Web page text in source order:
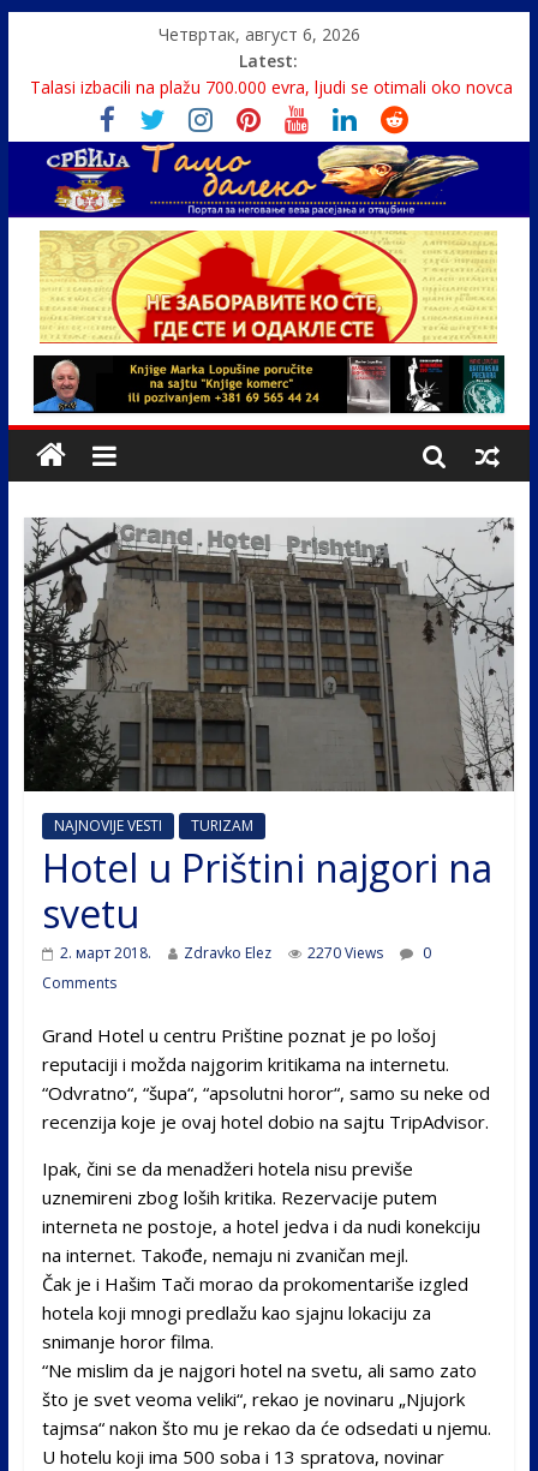
Четвртак, август 6, 2026
Latest:
Talasi izbacili na plažu 700.000 evra, ljudi se otimali oko novca
Srbin zaspao na Dunavu, reka ga odnela u Rumuniju
Politika i seks glavne teme srpskih medija
U Srbiji pola miliona migranata, 100 000 stranaca se zaposlilo
Monasi spasili dete sa litice visoke 15 metara
NAJNOVIJE VESTI TURIZAM
Hotel u Prištini najgori na
svetu
2. март 2018. Zdravko Elez 2270 Views
0
Comments
Grand Hotel u centru Prištine poznat je po lošoj
reputaciji i možda najgorim kritikama na internetu.
“Odvratno“, “šupa“, “apsolutni horor“, samo su neke od
recenzija koje je ovaj hotel dobio na sajtu TripAdvisor.
Ipak, čini se da menadžeri hotela nisu previše
uznemireni zbog loših kritika. Rezervacije putem
interneta ne postoje, a hotel jedva i da nudi konekciju
na internet. Takođe, nemaju ni zvaničan mejl.
Čak je i Hašim Tači morao da prokomentariše izgled
hotela koji mnogi predlažu kao sjajnu lokaciju za
snimanje horor filma.
“Ne mislim da je najgori hotel na svetu, ali samo zato
što je svet veoma veliki“, rekao je novinaru „Njujork
tajmsa“ nakon što mu je rekao da će odsedati u njemu.
U hotelu koji ima 500 soba i 13 spratova, novinar